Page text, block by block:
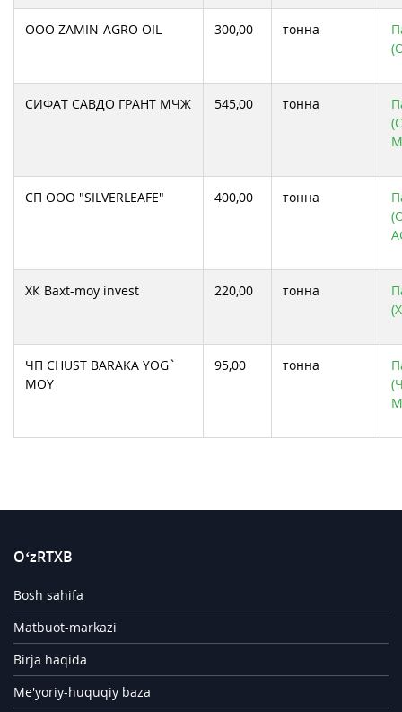
ООО ZAMIN-AGRO OIL 300,00 тонна
СИФАТ САВДО ГРАНТ МЧЖ 545,00 тонна
СП ООО "SILVERLEAFE" 400,00 тонна
ХК Baxt-moy invest 220,00 тонна
ЧП CHUST BARAKA YOG`
MOY
95,00 тонна
O‘zRTXB
Bosh sahifa
Matbuot-markazi
Birja haqida
Me'yoriy-huquqiy baza